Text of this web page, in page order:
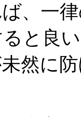
、一
と良
然に